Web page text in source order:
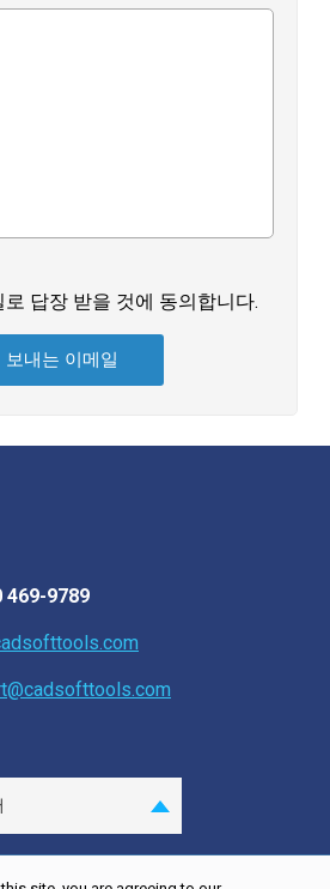
답장 받을 것에 동의합니다.
469-9789